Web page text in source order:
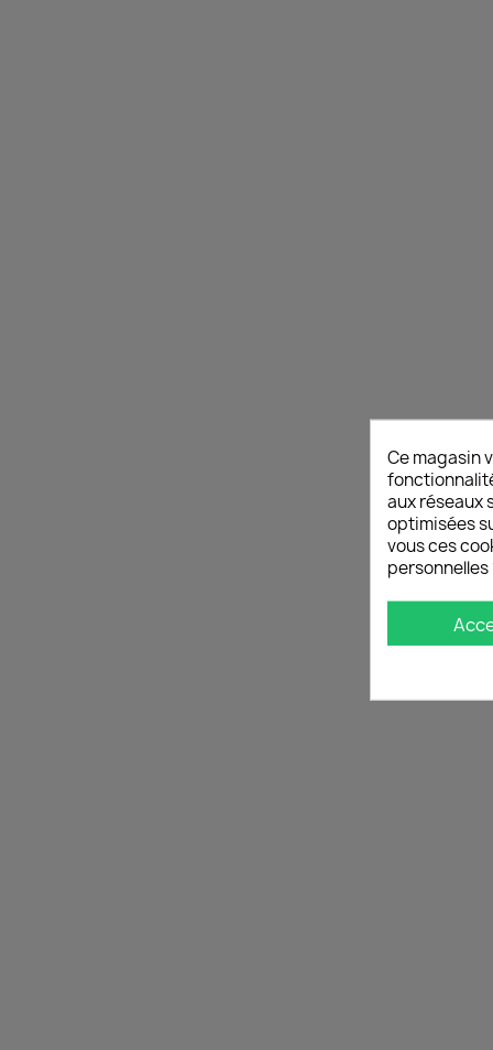
Ce magasin
aux réseaux
optimisées
vous ces
personnelles